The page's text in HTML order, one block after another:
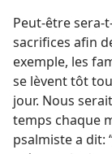
Peut-être sera-​
sacrifices afin
exemple, les
se lèvent tôt
jour. Nous
temps chaque
psalmiste a dit: